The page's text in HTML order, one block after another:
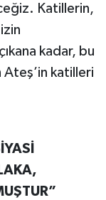
Katillerin,
kadar, bu
katilleri